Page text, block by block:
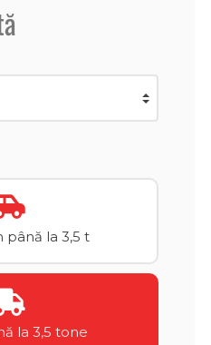
până la 3,5 t
la 3,5 tone